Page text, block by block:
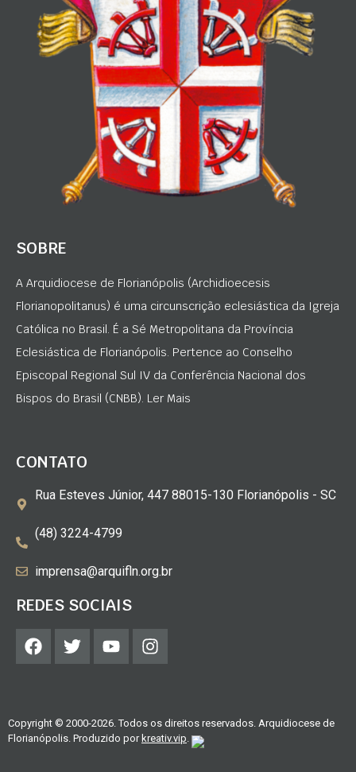
SOBRE
A Arquidiocese de Florianópolis (Archidioecesis
Florianopolitanus) é uma circunscrição eclesiástica da Igreja
Católica no Brasil. É a Sé Metropolitana da Província
Eclesiástica de Florianópolis. Pertence ao Conselho
Episcopal Regional Sul IV da Conferência Nacional dos
Bispos do Brasil (CNBB). Ler Mais
CONTATO
Rua Esteves Júnior, 447 88015-130 Florianópolis - SC
(48) 3224-4799
imprensa@arquifln.org.br
REDES SOCIAIS
Copyright © 2000-2026. Todos os direitos reservados. Arquidiocese de
Florianópolis. Produzido porkreativ.vip